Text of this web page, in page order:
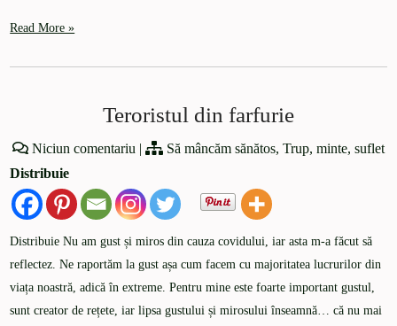
Read More »
Teroristul din farfurie
Niciun comentariu | Să mâncăm sănătos, Trup, minte, suflet
Distribuie
Distribuie Nu am gust și miros din cauza covidului, iar asta m-a făcut să
reflectez. Ne raportăm la gust așa cum facem cu majoritatea lucrurilor din
viața noastră, adică în extreme. Pentru mine este foarte important gustul,
sunt creator de rețete, iar lipsa gustului și mirosului înseamnă… că nu mai